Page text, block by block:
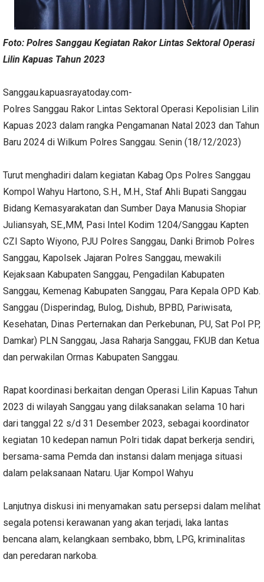
Foto: Polres Sanggau Kegiatan Rakor Lintas Sektoral Operasi
Lilin Kapuas Tahun 2023
Sanggau.kapuasrayatoday.com-
Polres Sanggau Rakor Lintas Sektoral Operasi Kepolisian Lilin
Kapuas 2023 dalam rangka Pengamanan Natal 2023 dan Tahun
Baru 2024 di Wilkum Polres Sanggau. Senin (18/12/2023)
Turut menghadiri dalam kegiatan Kabag Ops Polres Sanggau
Kompol Wahyu Hartono, S.H., M.H., Staf Ahli Bupati Sanggau
Bidang Kemasyarakatan dan Sumber Daya Manusia Shopiar
Juliansyah, SE.,MM, Pasi Intel Kodim 1204/Sanggau Kapten
CZI Sapto Wiyono, PJU Polres Sanggau, Danki Brimob Polres
Sanggau, Kapolsek Jajaran Polres Sanggau, mewakili
Kejaksaan Kabupaten Sanggau, Pengadilan Kabupaten
Sanggau, Kemenag Kabupaten Sanggau, Para Kepala OPD Kab.
Sanggau (Disperindag, Bulog, Dishub, BPBD, Pariwisata,
Kesehatan, Dinas Perternakan dan Perkebunan, PU, Sat Pol PP,
Damkar) PLN Sanggau, Jasa Raharja Sanggau, FKUB dan Ketua
dan perwakilan Ormas Kabupaten Sanggau.
Rapat koordinasi berkaitan dengan Operasi Lilin Kapuas Tahun
2023 di wilayah Sanggau yang dilaksanakan selama 10 hari
dari tanggal 22 s/d 31 Desember 2023, sebagai koordinator
kegiatan 10 kedepan namun Polri tidak dapat berkerja sendiri,
bersama-sama Pemda dan instansi dalam menjaga situasi
dalam pelaksanaan Nataru. Ujar Kompol Wahyu
Lanjutnya diskusi ini menyamakan satu persepsi dalam melihat
segala potensi kerawanan yang akan terjadi, laka lantas
bencana alam, kelangkaan sembako, bbm, LPG, kriminalitas
dan peredaran narkoba.